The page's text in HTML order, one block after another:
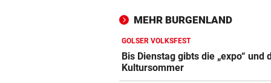
MEHR BURGENLAND
GOLSER VOLKSFEST
Bis Dienstag gibts die „expo“ und
Kultursommer